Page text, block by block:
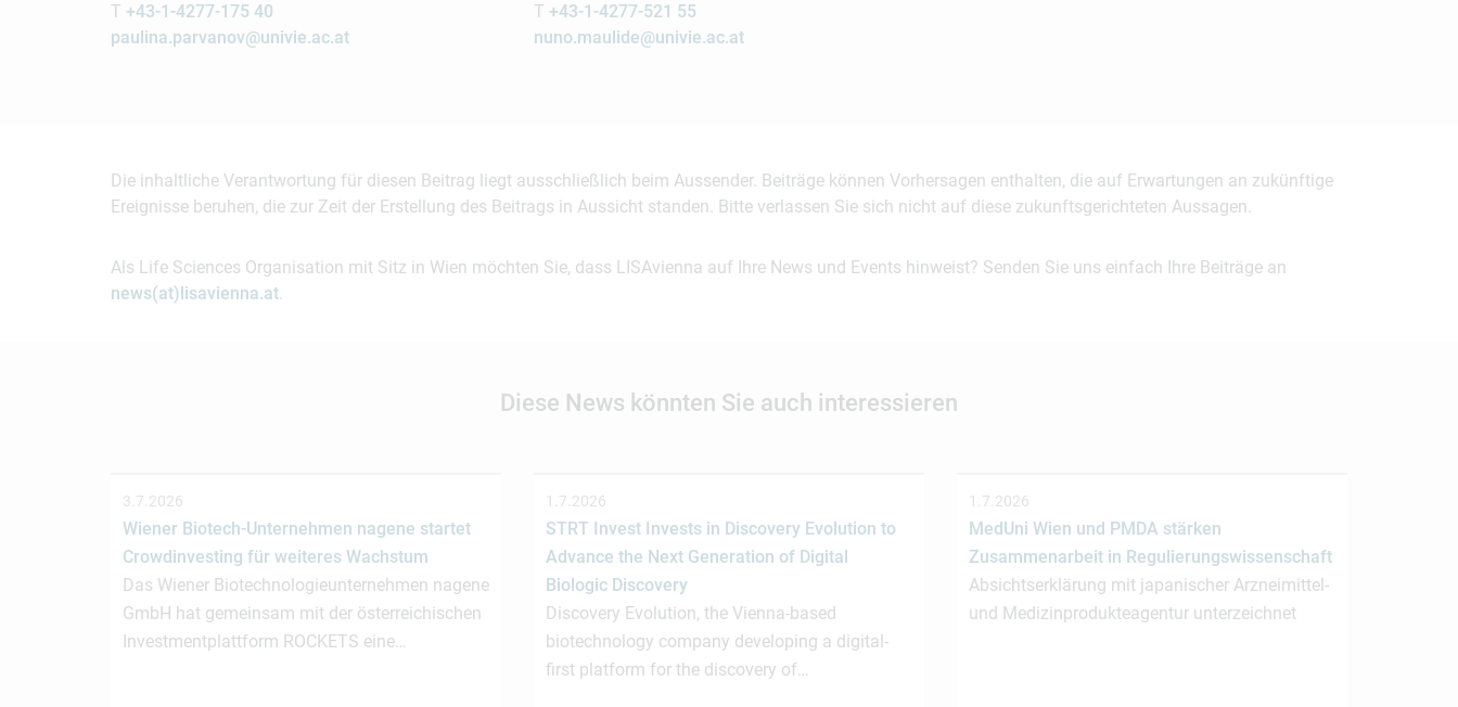
T +43-1-4277-175 40
paulina.parvanov@univie.ac.at
T +43-1-4277-521 55
nuno.maulide@univie.ac.at
Die inhaltliche Verantwortung für diesen Beitrag liegt ausschließlich beim Aussender. Beiträge können Vorhersagen enthalten, die auf Erwartungen an zukünftige
Ereignisse beruhen, die zur Zeit der Erstellung des Beitrags in Aussicht standen. Bitte verlassen Sie sich nicht auf diese zukunftsgerichteten Aussagen.
Als Life Sciences Organisation mit Sitz in Wien möchten Sie, dass LISAvienna auf Ihre News und Events hinweist? Senden Sie uns einfach Ihre Beiträge an
news(at)lisavienna.at.
Diese News könnten Sie auch interessieren
3.7.2026
Wiener Biotech-Unternehmen nagene startet
Crowdinvesting für weiteres Wachstum
Das Wiener Biotechnologieunternehmen nagene
GmbH hat gemeinsam mit der österreichischen
Investmentplattform ROCKETS eine…
1.7.2026
STRT Invest Invests in Discovery Evolution to
Advance the Next Generation of Digital
Biologic Discovery
Discovery Evolution, the Vienna-based
biotechnology company developing a digital-
first platform for the discovery of…
1.7.2026
MedUni Wien und PMDA stärken
Zusammenarbeit in Regulierungswissenschaft
Absichtserklärung mit japanischer Arzneimittel-
und Medizinprodukteagentur unterzeichnet